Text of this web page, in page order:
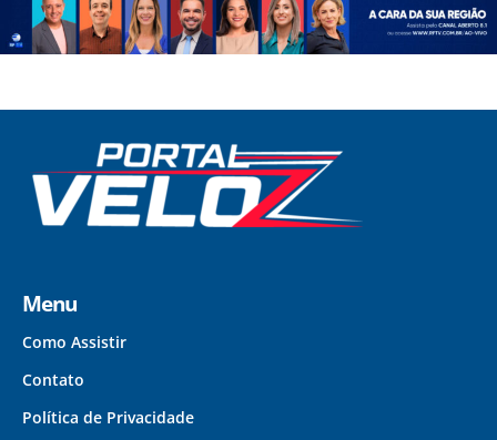
Menu
Como Assistir
Contato
Política de Privacidade